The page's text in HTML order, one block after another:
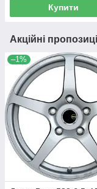
Купити
Акційні
–1%